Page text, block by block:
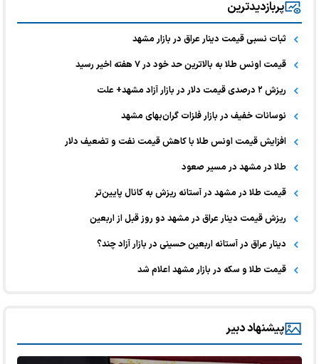
پربازدیدترین
ثبات نسبی قیمت دینار عراق در بازار مشهد
قیمت اونس طلا به بالاترین حد خود در ۷ هفته اخیر رسید
ریزش ۲ درصدی قیمت دلار در بازار آزاد مشهد+ علت
نوسانات خفیف در بازار فلزات گران‌بهای مشهد
افزایش قیمت اونس طلا با کاهش قیمت نفت و تضعیف دلار
طلا در مشهد در مسیر صعود
قیمت طلا در مشهد در آستانه ریزش به کانال پایین‌تر
ریزش قیمت دینار عراق در مشهد دو روز قبل از اربعین
دینار عراق در آستانه اربعین حسینی در بازار آزاد چند؟
قیمت طلا و سکه در بازار مشهد اعلام شد
پیشنهاد دبیر